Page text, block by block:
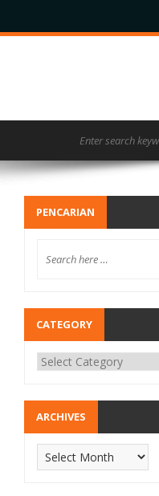
PENCARIAN
CATEGORY
ARCHIVES